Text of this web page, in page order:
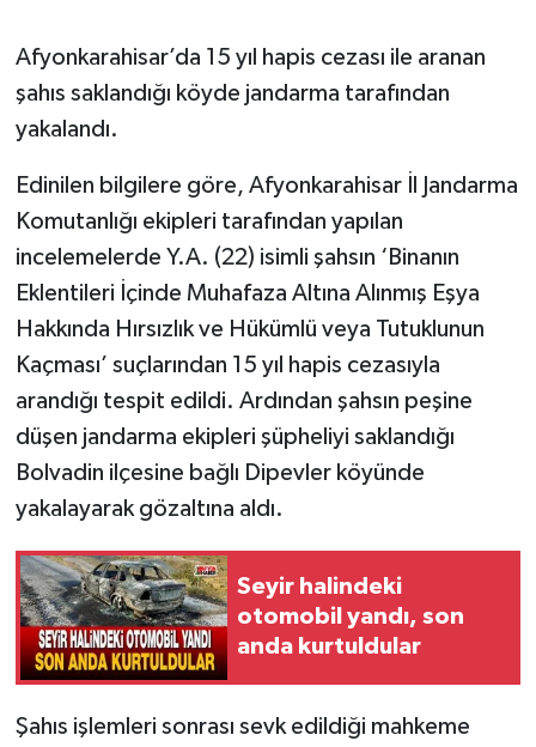
Afyonkarahisar’da 15 yıl hapis cezası ile aranan
şahıs saklandığı köyde jandarma tarafından
yakalandı.
Edinilen bilgilere göre, Afyonkarahisar İl Jandarma
Komutanlığı ekipleri tarafından yapılan
incelemelerde Y.A. (22) isimli şahsın ‘Binanın
Eklentileri İçinde Muhafaza Altına Alınmış Eşya
Hakkında Hırsızlık ve Hükümlü veya Tutuklunun
Kaçması’ suçlarından 15 yıl hapis cezasıyla
arandığı tespit edildi. Ardından şahsın peşine
düşen jandarma ekipleri şüpheliyi saklandığı
Bolvadin ilçesine bağlı Dipevler köyünde
yakalayarak gözaltına aldı.
Seyir halindeki
otomobil yandı, son
anda kurtuldular
Şahıs işlemleri sonrası sevk edildiği mahkeme